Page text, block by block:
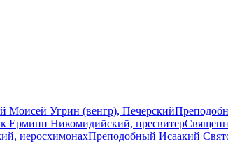
Моисей Угрин (венгр), Печерский
Ермипп Никомидийский, пресвитер
иеросхимонахПреподобный Исаакий